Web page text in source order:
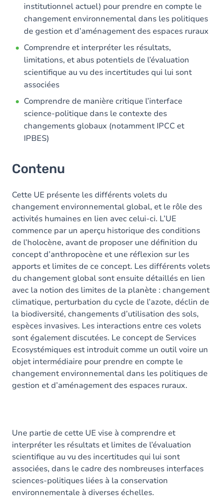
institutionnel actuel) pour prendre en compte le
changement environnemental dans les politiques
de gestion et d’aménagement des espaces ruraux
Comprendre et interpréter les résultats,
limitations, et abus potentiels de l’évaluation
scientifique au vu des incertitudes qui lui sont
associées
Comprendre de manière critique l’interface
science-politique dans le contexte des
changements globaux (notamment IPCC et
IPBES)
Contenu
Cette UE présente les différents volets du
changement environnemental global, et le rôle des
activités humaines en lien avec celui-ci. L’UE
commence par un aperçu historique des conditions
de l’holocène, avant de proposer une définition du
concept d’anthropocène et une réflexion sur les
apports et limites de ce concept. Les différents volets
du changement global sont ensuite détaillés en lien
avec la notion des limites de la planète : changement
climatique, perturbation du cycle de l’azote, déclin de
la biodiversité, changements d’utilisation des sols,
espèces invasives. Les interactions entre ces volets
sont également discutées. Le concept de Services
Ecosystémiques est introduit comme un outil voire un
objet intermédiaire pour prendre en compte le
changement environnemental dans les politiques de
gestion et d’aménagement des espaces ruraux.
Une partie de cette UE vise à comprendre et
interpréter les résultats et limites de l’évaluation
scientifique au vu des incertitudes qui lui sont
associées, dans le cadre des nombreuses interfaces
sciences-politiques liées à la conservation
environnementale à diverses échelles.